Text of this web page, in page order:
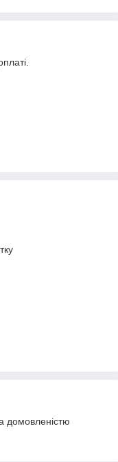
домовленістю